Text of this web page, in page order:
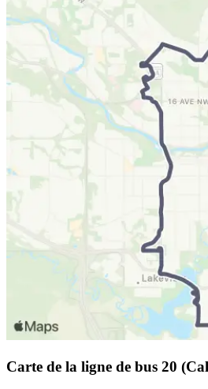
Carte de la ligne de bus 20